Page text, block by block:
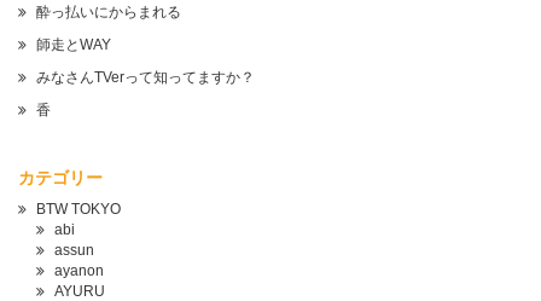
酔っ払いにからまれる
師走とWAY
みなさんTVerって知ってますか？
香
カテゴリー
BTW TOKYO
abi
assun
ayanon
AYURU